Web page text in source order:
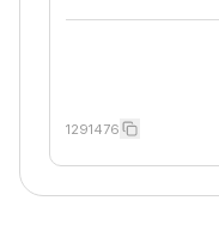
1291476